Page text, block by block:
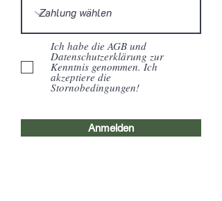
Ich habe die AGB und
Datenschutzerklärung zur
Kenntnis genommen. Ich
akzeptiere die
Stornobedingungen!
Anmelden